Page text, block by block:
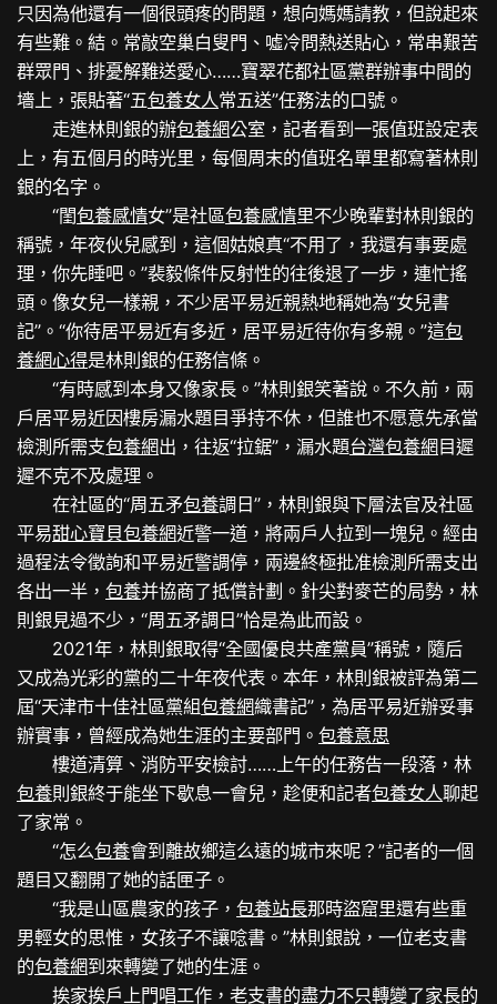
只因為他還有一個很頭疼的問題，想向媽媽請教，但說起來
有些難。結。常敲空巢白叟門、噓冷問熱送貼心，常串艱苦
群眾門、排憂解難送愛心……寶翠花都社區黨群辦事中間的
墻上，張貼著“五包養女人常五送”任務法的口號。
走進林則銀的辦包養網公室，記者看到一張值班設定表
上，有五個月的時光里，每個周末的值班名單里都寫著林則
銀的名字。
“閨包養感情女”是社區包養感情里不少晚輩對林則銀的
稱號，年夜伙兒感到，這個姑娘真“不用了，我還有事要處
理，你先睡吧。”裴毅條件反射性的往後退了一步，連忙搖
頭。像女兒一樣親，不少居平易近親熱地稱她為“女兒書
記”。“你待居平易近有多近，居平易近待你有多親。”這包
養網心得是林則銀的任務信條。
“有時感到本身又像家長。”林則銀笑著說。不久前，兩
戶居平易近因樓房漏水題目爭持不休，但誰也不愿意先承當
檢測所需支包養網出，往返“拉鋸”，漏水題台灣包養網目遲
遲不克不及處理。
在社區的“周五矛包養調日”，林則銀與下層法官及社區
平易甜心寶貝包養網近警一道，將兩戶人拉到一塊兒。經由
過程法令徵詢和平易近警調停，兩邊終極批准檢測所需支出
各出一半，包養并協商了抵償計劃。針尖對麥芒的局勢，林
則銀見過不少，“周五矛調日”恰是為此而設。
2021年，林則銀取得“全國優良共產黨員”稱號，隨后
又成為光彩的黨的二十年夜代表。本年，林則銀被評為第二
屆“天津市十佳社區黨組包養網織書記”，為居平易近辦妥事
辦實事，曾經成為她生涯的主要部門。包養意思
樓道清算、消防平安檢討……上午的任務告一段落，林
包養則銀終于能坐下歇息一會兒，趁便和記者包養女人聊起
了家常。
“怎么包養會到離故鄉這么遠的城市來呢？”記者的一個
題目又翻開了她的話匣子。
“我是山區農家的孩子，包養站長那時盜窟里還有些重
男輕女的思惟，女孩子不讓唸書。”林則銀說，一位老支書
的包養網到來轉變了她的生涯。
挨家挨戶上門唱工作，老支書的盡力不只轉變了家長的